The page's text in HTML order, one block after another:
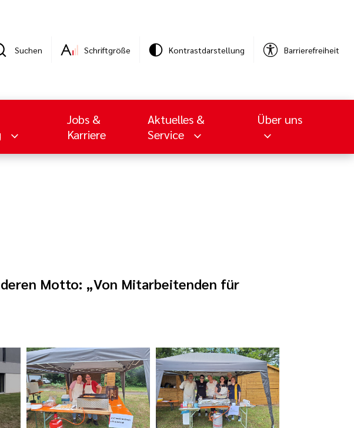
Suchen Schriftgröße Kontrastdarstellung Barrierefreiheit
Jobs &
Karriere
Aktuelles &
Service
Über uns
Motto: „Von Mitarbeitenden für